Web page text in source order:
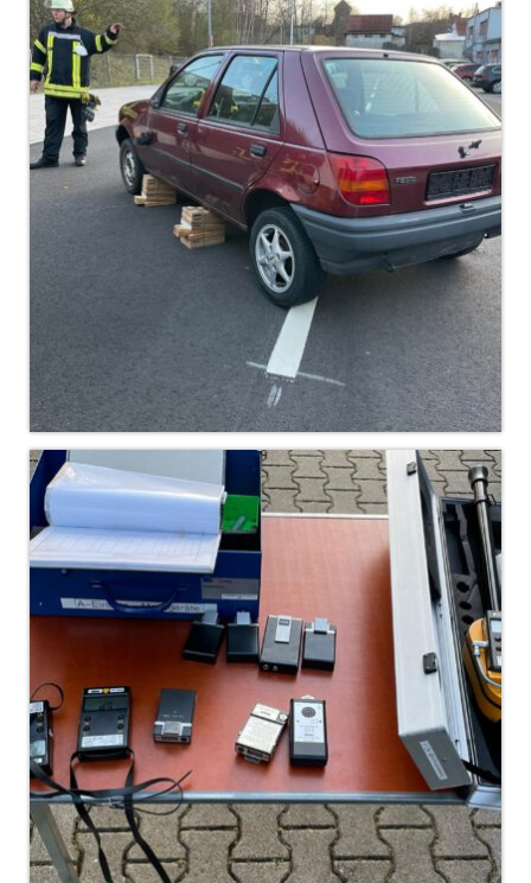
Christkindwiegen 2021
Christkindwiegen 2019
Christkindwiegen 2018
Christkindwiegen 2017
Christkindwiegen 2016
Jahreskonzert 2017
Oktoberfestkonzert 2018
Jahreskonzert 2019
Benefizkonzert 2021
Oktoberfestkonzert 2022
Verein
Tagesfahrt 2017
Fahrzeuge & Technik
Stützpunkt
Einsatzfahrzeuge
Einsatzleitwagen ELW 1
Hilfeleistungslöschgruppenfahrzeug HLF
20